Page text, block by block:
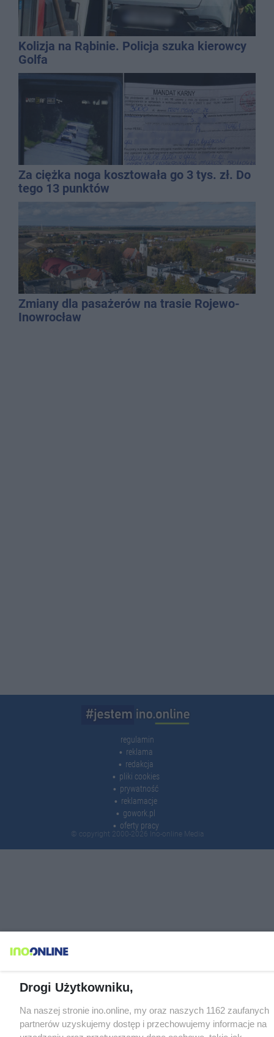
Kolizja na Rąbinie. Policja szuka kierowcy
Golfa
Za ciężka noga kosztowała go 3 tys. zł. Do
tego 13 punktów
Zmiany dla pasażerów na trasie Rojewo-
Inowrocław
regulamin
reklama
redakcja
pliki cookies
prywatność
reklamacje
gowork.pl
oferty pracy
© copyright 2000-2026 Ino-online Media
Drogi Użytkowniku,
Na naszej stronie ino.online, my oraz naszych 1162 zaufanych
partnerów uzyskujemy dostęp i przechowujemy informacje na